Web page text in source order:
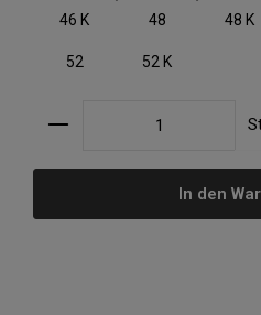
46 K 48 48 K
52 52 K
Produkt Anzahl: Gib
In den